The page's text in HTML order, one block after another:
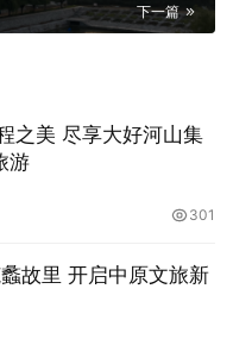
下一篇
之美 尽享大好河山集
游
301
故里 开启中原文旅新